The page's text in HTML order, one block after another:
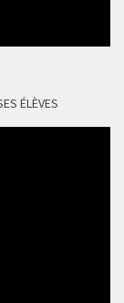
ÉLÈVES